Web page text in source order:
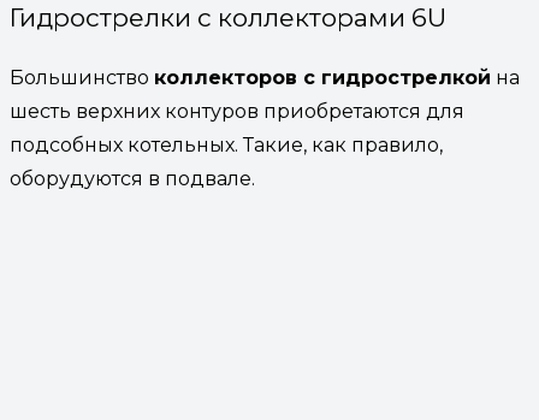
Гидрострелки с коллекторами 6U
Большинство коллекторов с гидрострелкой на
шесть верхних контуров приобретаются для
подсобных котельных. Такие, как правило,
оборудуются в подвале.